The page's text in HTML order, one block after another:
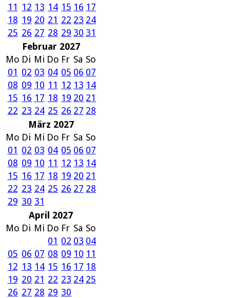
11 12 13 14 15 16 17
18 19 20 21 22 23 24
25 26 27 28 29 30 31
Februar 2027
Mo Di Mi Do Fr Sa So
01 02 03 04 05 06 07
08 09 10 11 12 13 14
15 16 17 18 19 20 21
22 23 24 25 26 27 28
März 2027
Mo Di Mi Do Fr Sa So
01 02 03 04 05 06 07
08 09 10 11 12 13 14
15 16 17 18 19 20 21
22 23 24 25 26 27 28
29 30 31
April 2027
Mo Di Mi Do Fr Sa So
01 02 03 04
05 06 07 08 09 10 11
12 13 14 15 16 17 18
19 20 21 22 23 24 25
26 27 28 29 30